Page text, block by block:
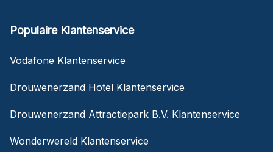
Populaire Klantenservice
Vodafone Klantenservice
Drouwenerzand Hotel Klantenservice
Drouwenerzand Attractiepark B.V. Klantenservice
Wonderwereld Klantenservice